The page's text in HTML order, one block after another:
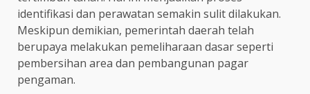
identifikasi dan perawatan semakin sulit dilakukan.
Meskipun demikian, pemerintah daerah telah
berupaya melakukan pemeliharaan dasar seperti
pembersihan area dan pembangunan pagar
pengaman.